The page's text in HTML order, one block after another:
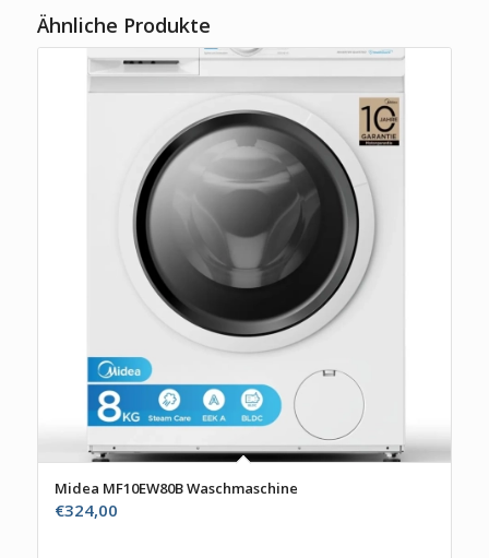
Ähnliche Produkte
Midea MF10EW80B Waschmaschine
€324,00